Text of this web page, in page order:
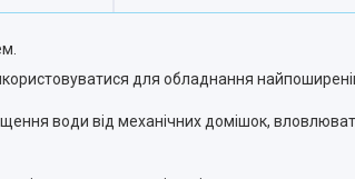
для обладнання
води від механічних домішок,